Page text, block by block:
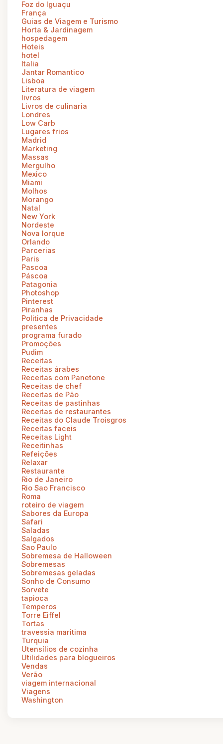
Foz do Iguaçu
França
Guias de Viagem e Turismo
Horta & Jardinagem
hospedagem
Hoteis
hotel
Italia
Jantar Romantico
Lisboa
Literatura de viagem
livros
Livros de culinaria
Londres
Low Carb
Lugares frios
Madrid
Marketing
Massas
Mergulho
Mexico
Miami
Molhos
Morango
Natal
New York
Nordeste
Nova Iorque
Orlando
Parcerias
Paris
Pascoa
Páscoa
Patagonia
Photoshop
Pinterest
Piranhas
Politica de Privacidade
presentes
programa furado
Promoções
Pudim
Receitas
Receitas árabes
Receitas com Panetone
Receitas de chef
Receitas de Pão
Receitas de pastinhas
Receitas de restaurantes
Receitas do Claude Troisgros
Receitas faceis
Receitas Light
Receitinhas
Refeições
Relaxar
Restaurante
Rio de Janeiro
Rio Sao Francisco
Roma
roteiro de viagem
Sabores da Europa
Safari
Saladas
Salgados
Sao Paulo
Sobremesa de Halloween
Sobremesas
Sobremesas geladas
Sonho de Consumo
Sorvete
tapioca
Temperos
Torre Eiffel
Tortas
travessia maritima
Turquia
Utensílios de cozinha
Utilidades para blogueiros
Vendas
Verão
viagem internacional
Viagens
Washington